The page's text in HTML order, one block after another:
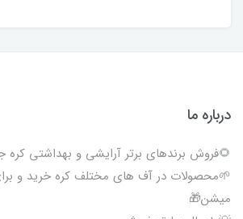
درباره ما
🌻فروش برندهای برتر آرایشی و بهداشتی کره
🌱محصولات در آف های مختلف کره خرید و
میشن🎁